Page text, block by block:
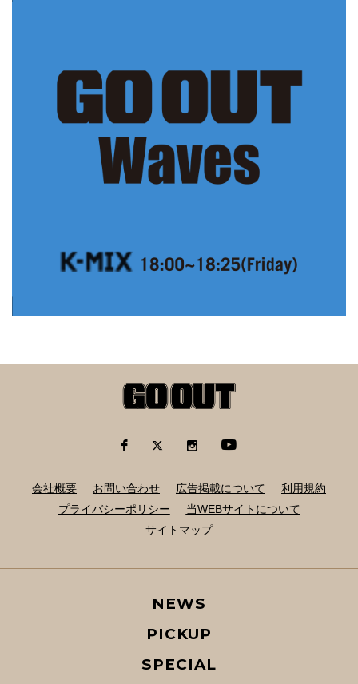
会社概要 お問い合わせ 広告掲載について
利用規約
プライバシーポリシー
当WEBサイトについて
サイトマップ
NEWS
PICKUP
SPECIAL